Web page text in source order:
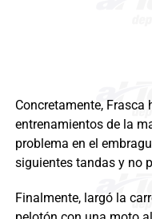
Concretamente,
entrenamientos de la
problema en el
siguientes tandas y no
Finalmente, largó la